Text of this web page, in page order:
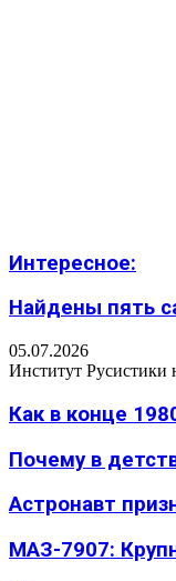
Интересное:
Найдены пять
05.07.2026
Институт Русистики
Как в конце
Почему в
Астронавт
МАЗ-7907: